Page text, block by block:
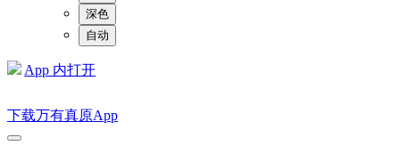
深色
自动
App 内打开
下载万有真原App